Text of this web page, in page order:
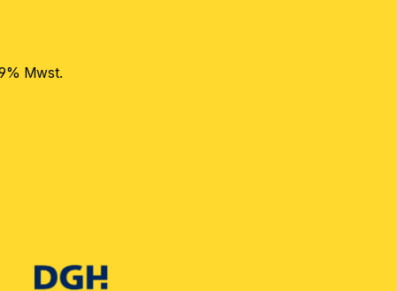
Mwst.